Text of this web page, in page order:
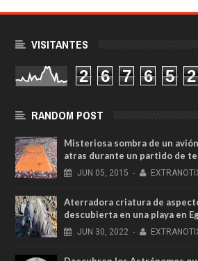
VISITANTES
2 6 7 6 5 2
RANDOM POST
Misteriosa sombra de un
atras durante un partido de
JUN 05, 2015 -
Aterradora criatura de
descubierta en una playa en
JUN 30, 2022 -